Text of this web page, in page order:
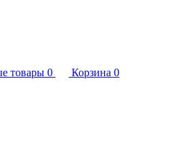
товары 0 Корзина 0